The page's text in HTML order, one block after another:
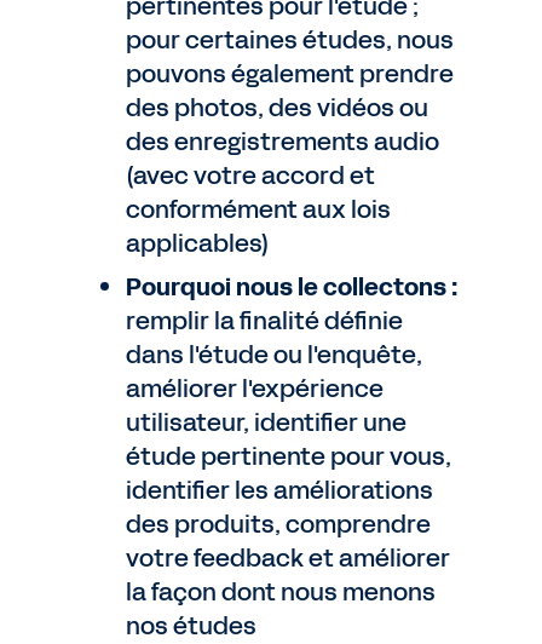
pour certaines études, nous
pouvons également prendre
des photos, des vidéos ou
des enregistrements audio
(avec votre accord et
conformément aux lois
applicables)
Pourquoi nous le collectons :
remplir la finalité définie
dans l'étude ou l'enquête,
améliorer l'expérience
utilisateur, identifier une
étude pertinente pour vous,
identifier les améliorations
des produits, comprendre
votre feedback et améliorer
la façon dont nous menons
nos études